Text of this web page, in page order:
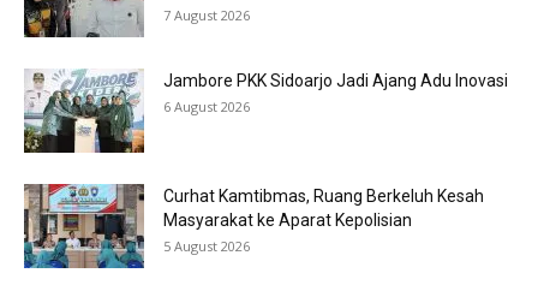
7 August 2026
Jambore PKK Sidoarjo Jadi Ajang Adu Inovasi
6 August 2026
Curhat Kamtibmas, Ruang Berkeluh Kesah
Masyarakat ke Aparat Kepolisian
5 August 2026